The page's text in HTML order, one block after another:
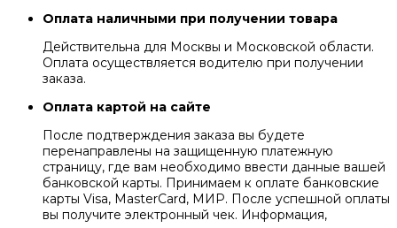
Оплата наличными при получении товара
Действительна для Москвы и Московской области.
Оплата осуществляется водителю при получении
заказа.
Оплата картой на сайте
После подтверждения заказа вы будете
перенаправлены на защищенную платежную
страницу, где вам необходимо ввести данные вашей
банковской карты. Принимаем к оплате банковские
карты Visa, MasterCard, МИР. После успешной оплаты
вы получите электронный чек. Информация,